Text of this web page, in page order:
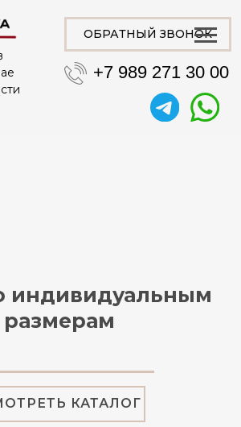
+7 989 271 30 00
индивидуальным
размерам
КАТАЛОГ